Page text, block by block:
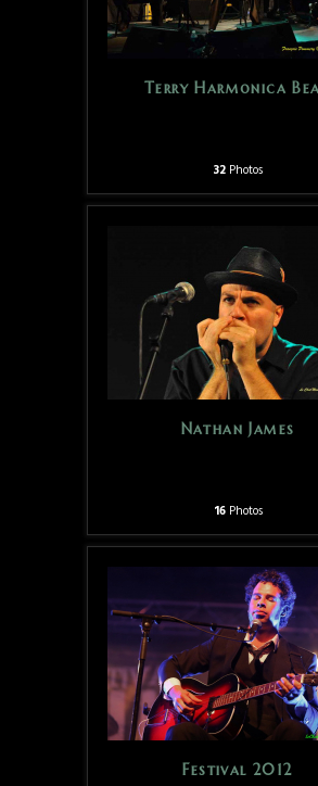
Terry Harmonica
32 Photos
Nathan James
16Photos
Festival 2012